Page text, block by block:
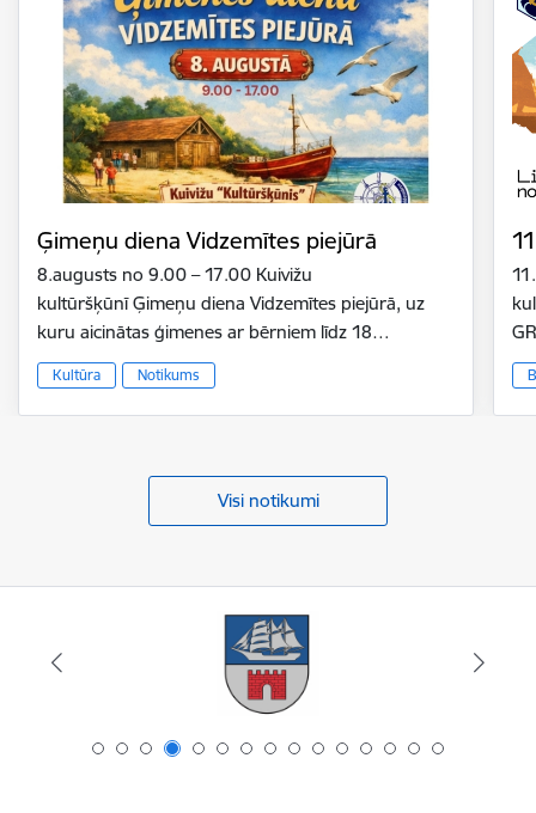
Ģimeņu diena Vidzemītes piejūrā
8.augusts no 9.00 – 17.00 Kuivižu
kultūršķūnī Ģimeņu diena Vidzemītes piejūrā, uz
kuru aicinātas ģimenes ar bērniem līdz 18…
Kultūra Notikums
Visi notikumi